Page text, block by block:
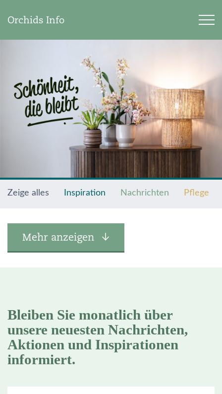
Orchids Info
Zeige alles Inspiration Nachrichten Pflege
Mehr anzeigen
Bleiben Sie monatlich über
unsere neuesten Nachrichten,
Aktionen und Inspirationen
informiert.